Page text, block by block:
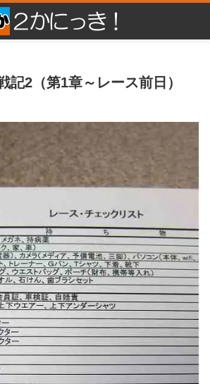
記2（第1章～レース前日）